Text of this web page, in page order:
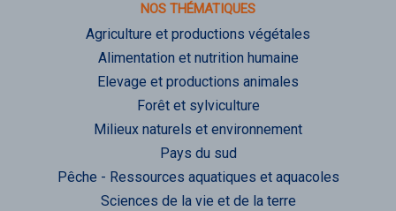
NOS THÉMATIQUES
Agriculture et productions végétales
Alimentation et nutrition humaine
Elevage et productions animales
Forêt et sylviculture
Milieux naturels et environnement
Pays du sud
Pêche - Ressources aquatiques et aquacoles
Sciences de la vie et de la terre